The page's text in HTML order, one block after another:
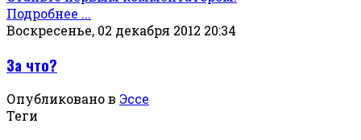
Подробнее ...
Воскресенье, 02 декабря 2012 20:34
За что?
Опубликовано в Эссе
Теги